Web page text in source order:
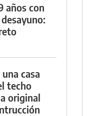
años con
casa
techo
original